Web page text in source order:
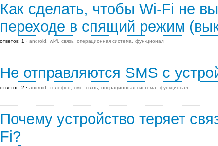
Как сделать, чтобы Wi-Fi не
переходе в спящий режим
ответов: 1 android wi-fi связь операционная система функционал
Не отправляются SMS с
ответов: 2 android телефон смс связь операционная система функционал
Почему устройство теряет
Fi?